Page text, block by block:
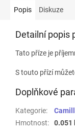
Popis Diskuze
Detailní popis
Tato příze je
S touto přízí
Doplňkové
Kategorie:
Hmotnost: 0.051